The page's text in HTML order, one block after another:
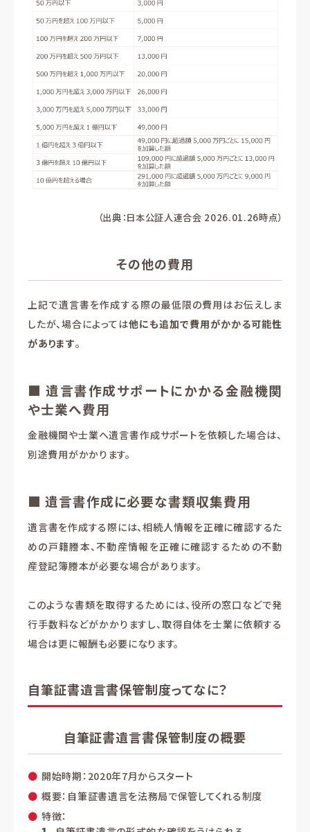
（出典：日本公証人連合会 2026.01.26時点）
その他の費用
上記で遺言書を作成する際の最低限の費用はお伝えしま
したが、場合によっては他にも追加で費用がかかる可能性
があります。
■ 遺言書作成サポートにかかる金融機関
や士業へ費用
金融機関や士業へ遺言書作成サポートを依頼した場合は、
別途費用がかかります。
■ 遺言書作成に必要な書類収集費用
遺言書を作成する際には、相続人情報を正確に確認するた
めの戸籍謄本、不動産情報を正確に確認するための不動
産登記簿謄本が必要な場合があります。
このような書類を取得するためには、役所の窓口などで発
行手数料などがかかりますし、取得自体を士業に依頼する
場合は更に報酬も必要になります。
自筆証書遺言書保管制度ってなに？
自筆証書遺言書保管制度の概要
開始時期：2020年7月からスタート
概要：自筆証書遺言を法務局で保管してくれる制度
特徴：